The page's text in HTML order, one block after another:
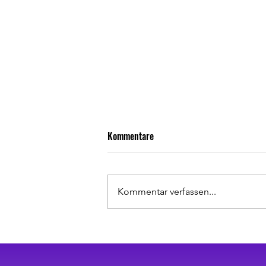
Kommentare
Kommentar verfassen...